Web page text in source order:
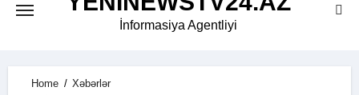
İnformasiya Agentliyi
Home
Xəbərlər